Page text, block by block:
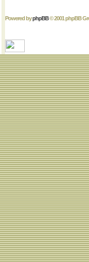
Powered byphpBB© 2001 phpBB